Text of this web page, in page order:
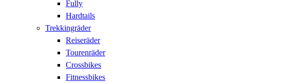
Fully
Hardtails
Trekkingräder
Reiseräder
Tourenräder
Crossbikes
Fitnessbikes